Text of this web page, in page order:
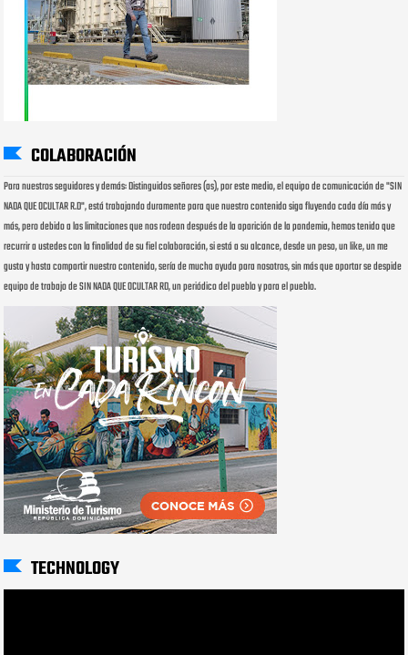
COLABORACIÓN
Para nuestros seguidores y demás: Distinguidos señores (as), por este medio, el equipo de comunicación de "SIN
NADA QUE OCULTAR R.D", está trabajando duramente para que nuestro contenido siga fluyendo cada día más y
más, pero debido a las limitaciones que nos rodean después de la aparición de la pandemia, hemos tenido que
recurrir a ustedes con la finalidad de su fiel colaboración, si está a su alcance, desde un peso, un like, un me
gusta y hasta compartir nuestro contenido, sería de mucha ayuda para nosotros, sin más que aportar se despide
equipo de trabajo de SIN NADA QUE OCULTAR RD, un periódico del pueblo y para el pueblo.
TECHNOLOGY